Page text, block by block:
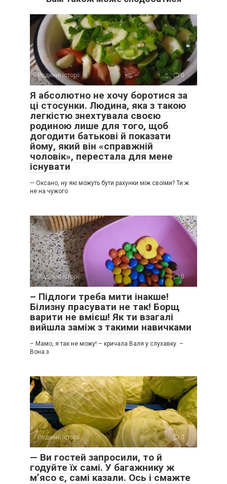
Родинні історії 0
Я абсолютно не хочу боротися за
ці стосунки. Людина, яка з такою
легкістю знехтувала своєю
родиною лише для того, щоб
догодити батькові й показати
йому, який він «справжній
чоловік», перестала для мене
існувати
— Оксано, ну які можуть бути рахунки між своїми? Ти ж
не на чужого
Родинні історії 0
– Підлоги треба мити інакше!
Білизну прасувати не так! Борщ
варити не вмієш! Як ти взагалі
вийшла заміж з такими навичками
– Мамо, я так не можу! – кричала Валя у слухавку. –
Вона з
Родинні історії 0
— Ви гостей запросили, то й
годуйте їх самі. У багажнику ж
м’ясо є, самі казали. Ось і смажте